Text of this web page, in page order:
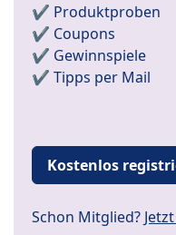
✔️ Produktproben
✔️ Coupons
✔️ Gewinnspiele
✔️ Tipps per Mail
Kostenlos
Schon Mitglied?